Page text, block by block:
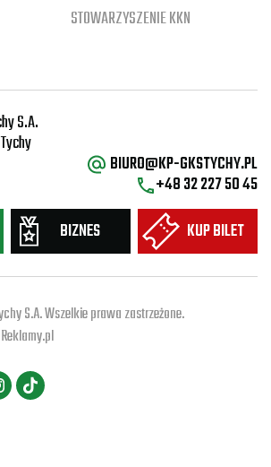
STOWARZYSZENIE KKN
S.A.
BIZNES KUP BILET
BIURO@KP-GKSTYCHY.PL
+48 32 227 50 45
S.A. Wszelkie prawa zastrzeżone.